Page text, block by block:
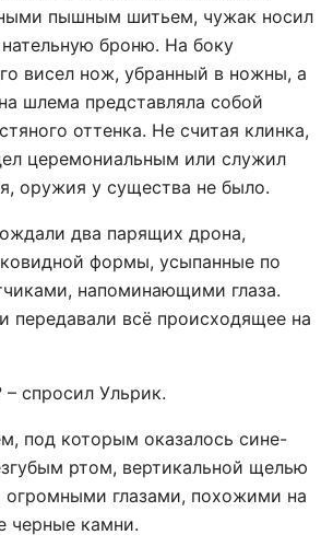
пышным шитьем, чужак носил
броню. На боку
висел нож, убранный в ножны, а
шлема представляла собой
оттенка. Не считая клинка,
церемониальным или служил
оружия у существа не было.
два парящих дрона,
формы, усыпанные по
напоминающими глаза.
передавали всё происходящее на
– спросил Ульрик.
под которым оказалось сине-
ртом, вертикальной щелью
огромными глазами, похожими на
черные камни.